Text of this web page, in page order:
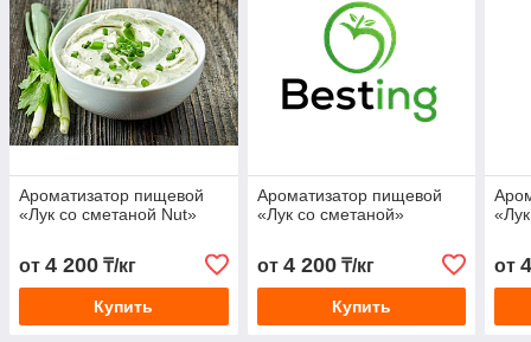
Ароматизатор пищевой
«Лук cо сметаной Nut»
от 4 200 ₸/кг
Купить
Ароматизатор пищевой
«Лук cо сметаной»
от 4 200₸/кг
Купить
от